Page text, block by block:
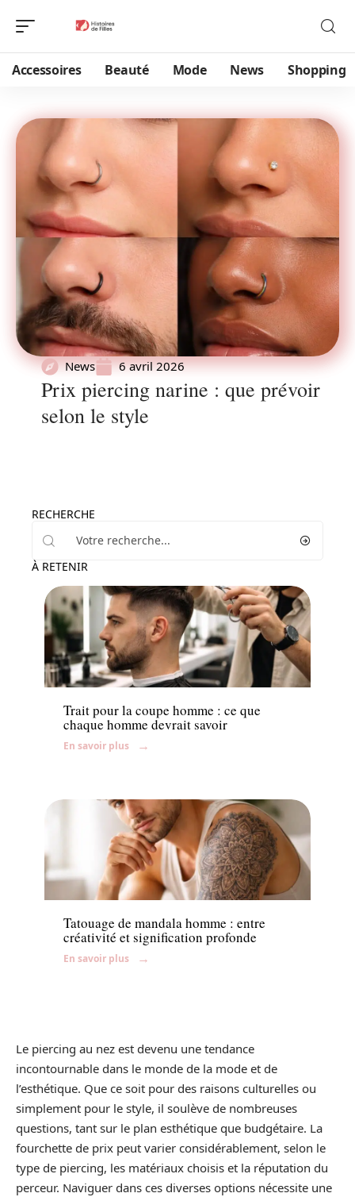
Accessoires Beauté Mode News Shopping
News 6 avril 2026
Prix piercing narine : que prévoir
selon le style
RECHERCHE
À RETENIR
News
Trait pour la coupe homme : ce que
chaque homme devrait savoir
En savoir plus
News
Tatouage de mandala homme : entre
créativité et signification profonde
En savoir plus
Le piercing au nez est devenu une tendance
incontournable dans le monde de la mode et de
l’esthétique. Que ce soit pour des raisons culturelles ou
simplement pour le style, il soulève de nombreuses
questions, tant sur le plan esthétique que budgétaire. La
fourchette de prix peut varier considérablement, selon le
type de piercing, les matériaux choisis et la réputation du
perceur. Naviguer dans ces diverses options nécessite une